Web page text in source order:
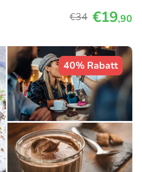
€34 €19,90
40% Rabatt